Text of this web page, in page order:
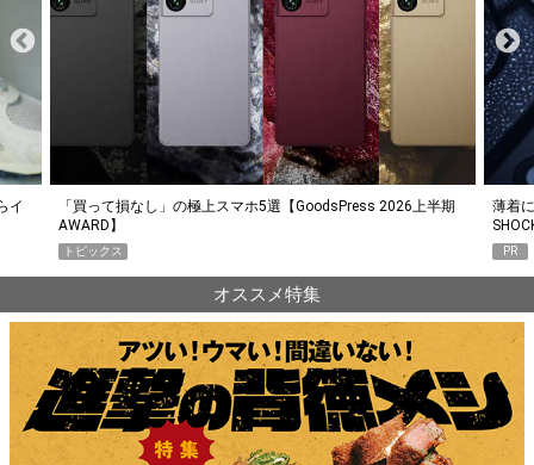
イ
「買って損なし」の極上スマホ5選【GoodsPress 2026上半期
AWARD】
トピックス
薄着
PR
オススメ特集